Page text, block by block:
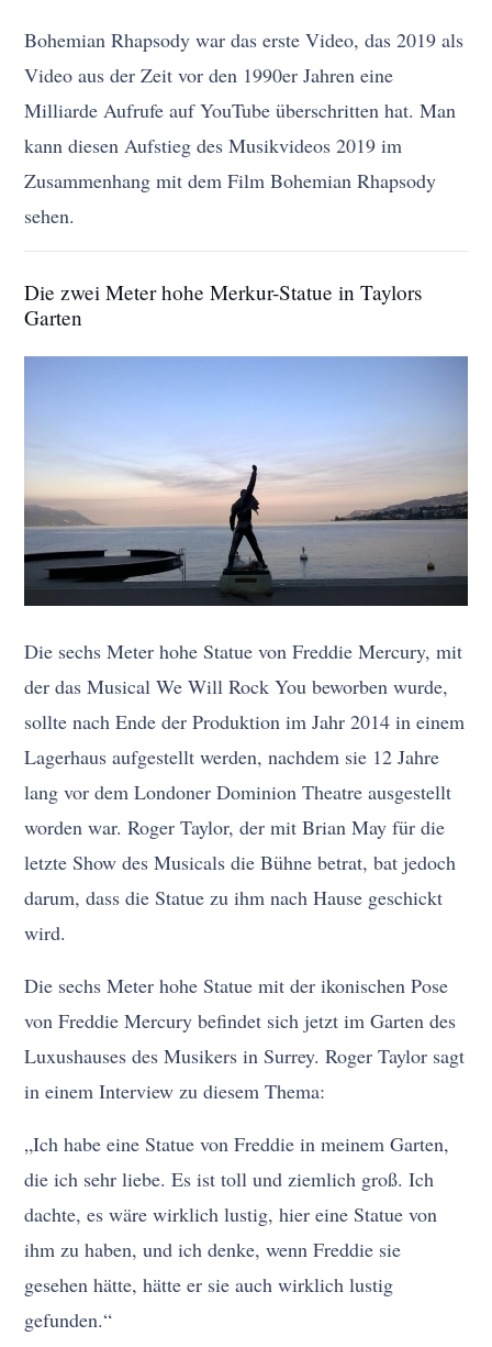
Bohemian Rhapsody war das erste Video, das 2019 als
Video aus der Zeit vor den 1990er Jahren eine
Milliarde Aufrufe auf YouTube überschritten hat. Man
kann diesen Aufstieg des Musikvideos 2019 im
Zusammenhang mit dem Film Bohemian Rhapsody
sehen.
Die zwei Meter hohe Merkur-Statue in Taylors
Garten
Die sechs Meter hohe Statue von Freddie Mercury, mit
der das Musical We Will Rock You beworben wurde,
sollte nach Ende der Produktion im Jahr 2014 in einem
Lagerhaus aufgestellt werden, nachdem sie 12 Jahre
lang vor dem Londoner Dominion Theatre ausgestellt
worden war. Roger Taylor, der mit Brian May für die
letzte Show des Musicals die Bühne betrat, bat jedoch
darum, dass die Statue zu ihm nach Hause geschickt
wird.
Die sechs Meter hohe Statue mit der ikonischen Pose
von Freddie Mercury befindet sich jetzt im Garten des
Luxushauses des Musikers in Surrey. Roger Taylor sagt
in einem Interview zu diesem Thema:
„Ich habe eine Statue von Freddie in meinem Garten,
die ich sehr liebe. Es ist toll und ziemlich groß. Ich
dachte, es wäre wirklich lustig, hier eine Statue von
ihm zu haben, und ich denke, wenn Freddie sie
gesehen hätte, hätte er sie auch wirklich lustig
gefunden.“